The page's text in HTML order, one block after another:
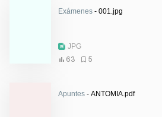
Exámenes - 001.jpg
JPG
63
5
Apuntes - ANTOMIA.pdf